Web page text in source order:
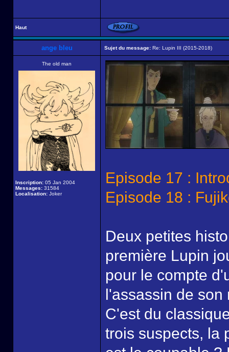
Haut
ange bleu Sujet du message: Re: Lupin III (2015-2018)
The old man
Inscription: 05 Jan 2004
Messages: 31584
Localisation: Joker
Episode 17 :
Episode 18 :
Deux petites
première Lupin
pour le compte
l'assassin de son
C'est du
trois suspects, la